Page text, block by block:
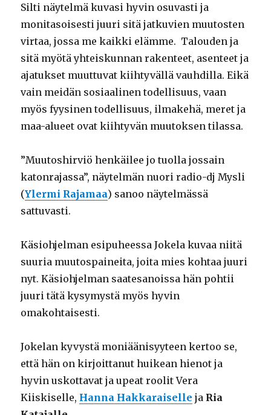
Silti näytelmä kuvasi hyvin osuvasti ja
monitasoisesti juuri sitä jatkuvien muutosten
virtaa, jossa me kaikki elämme. Talouden ja
sitä myötä yhteiskunnan rakenteet, asenteet ja
ajatukset muuttuvat kiihtyvällä vauhdilla. Eikä
vain meidän sosiaalinen todellisuus, vaan
myös fyysinen todellisuus, ilmakehä, meret ja
maa-alueet ovat kiihtyvän muutoksen tilassa.
”Muutoshirviö henkäilee jo tuolla jossain
katonrajassa”, näytelmän nuori radio-dj Mysli
(Ylermi Rajamaa) sanoo näytelmässä
sattuvasti.
Käsiohjelman esipuheessa Jokela kuvaa niitä
suuria muutospaineita, joita mies kohtaa juuri
nyt. Käsiohjelman saatesanoissa hän pohtii
juuri tätä kysymystä myös hyvin
omakohtaisesti.
Jokelan kyvystä moniäänisyyteen kertoo se,
että hän on kirjoittanut huikean hienot ja
hyvin uskottavat ja upeat roolit Vera
Kiiskiselle, Hanna Hakkaraiselle ja Ria